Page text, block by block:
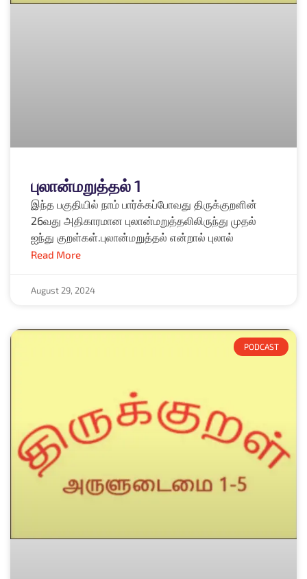
புலான்மறுத்தல் 1
இந்த பகுதியில் நாம் பார்க்கப்போவது திருக்குறளின்
26வது அதிகாரமான புலான்மறுத்தலிலிருந்து முதல்
ஐந்து குறள்கள்.புலான்மறுத்தல் என்றால் புலால்
Read More
August 29, 2024
PODCAST